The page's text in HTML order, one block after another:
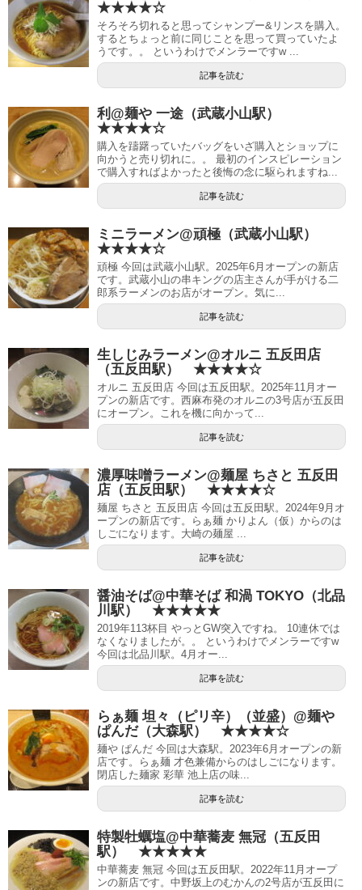
★★★★☆
そろそろ切れると思ってシャンプー&リンスを購入。
するとちょっと前に同じことを思って買っていたよ
うです。。 というわけでメンラーですw ...
記事を読む
利@麺や 一途（武蔵小山駅）
★★★★☆
購入を躊躇っていたバッグをいざ購入とショップに
向かうと売り切れに。。 最初のインスピレーション
で購入すればよかったと後悔の念に駆られますね...
記事を読む
ミニラーメン@頑極（武蔵小山駅）
★★★★☆
頑極 今回は武蔵小山駅。2025年6月オープンの新店
です。武蔵小山の串キングの店主さんが手がける二
郎系ラーメンのお店がオープン。気に...
記事を読む
生しじみラーメン@オルニ 五反田店
（五反田駅） ★★★★☆
オルニ 五反田店 今回は五反田駅。2025年11月オー
プンの新店です。西麻布発のオルニの3号店が五反田
にオープン。これを機に向かって...
記事を読む
濃厚味噌ラーメン@麺屋 ちさと 五反田
店（五反田駅） ★★★★☆
麺屋 ちさと 五反田店 今回は五反田駅。2024年9月オ
ープンの新店です。らぁ麺 かりよん（仮）からのは
しごになります。大崎の麺屋 ...
記事を読む
醤油そば@中華そば 和渦 TOKYO（北品
川駅） ★★★★★
2019年113杯目 やっとGW突入ですね。 10連休では
なくなりましたが。。 というわけでメンラーですw
今回は北品川駅。4月オー...
記事を読む
らぁ麺 坦々（ピリ辛）（並盛）@麺や
ぱんだ（大森駅） ★★★★☆
麺や ぱんだ 今回は大森駅。2023年6月オープンの新
店です。らぁ麺 才色兼備からのはしごになります。
閉店した麺家 彩華 池上店の味...
記事を読む
特製牡蠣塩@中華蕎麦 無冠（五反田
駅） ★★★★★
中華蕎麦 無冠 今回は五反田駅。2022年11月オープ
ンの新店です。中野坂上のむかんの2号店が五反田に